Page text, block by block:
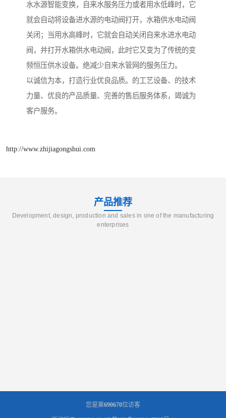
水水源智能变换，自来水服务压力或者用水低峰时，它
就会自动将设备进水源的电动阀打开，水箱供水电动阀
关闭；当用水高峰时，它就会自动关闭自来水进水电动
阀，并打开水箱供水电动阀，此时它又变为了传统的变
频恒压供水设备。绝减少自来水管网的服务压力。
以诚信为本，打造行业优良品质。的工艺设备、的技术
力量、优良的产品质量、完善的售后服务体系，竭诚为
客户服务。
http://www.zhijiagongshui.com
产品推荐
Development, design, production and sales in one of the manufacturing
enterprises
您是第690670位访客